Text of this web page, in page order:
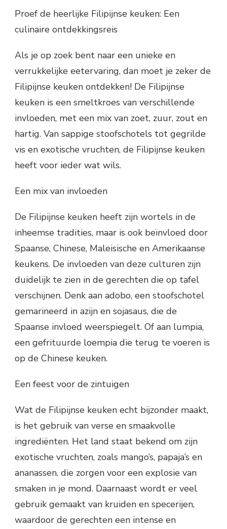
Proef de heerlijke Filipijnse keuken: Een
culinaire ontdekkingsreis
Als je op zoek bent naar een unieke en
verrukkelijke eetervaring, dan moet je zeker de
Filipijnse keuken ontdekken! De Filipijnse
keuken is een smeltkroes van verschillende
invloeden, met een mix van zoet, zuur, zout en
hartig. Van sappige stoofschotels tot gegrilde
vis en exotische vruchten, de Filipijnse keuken
heeft voor ieder wat wils.
Een mix van invloeden
De Filipijnse keuken heeft zijn wortels in de
inheemse tradities, maar is ook beïnvloed door
Spaanse, Chinese, Maleisische en Amerikaanse
keukens. De invloeden van deze culturen zijn
duidelijk te zien in de gerechten die op tafel
verschijnen. Denk aan adobo, een stoofschotel
gemarineerd in azijn en sojasaus, die de
Spaanse invloed weerspiegelt. Of aan lumpia,
een gefrituurde loempia die terug te voeren is
op de Chinese keuken.
Een feest voor de zintuigen
Wat de Filipijnse keuken echt bijzonder maakt,
is het gebruik van verse en smaakvolle
ingrediënten. Het land staat bekend om zijn
exotische vruchten, zoals mango’s, papaja’s en
ananassen, die zorgen voor een explosie van
smaken in je mond. Daarnaast wordt er veel
gebruik gemaakt van kruiden en specerijen,
waardoor de gerechten een intense en